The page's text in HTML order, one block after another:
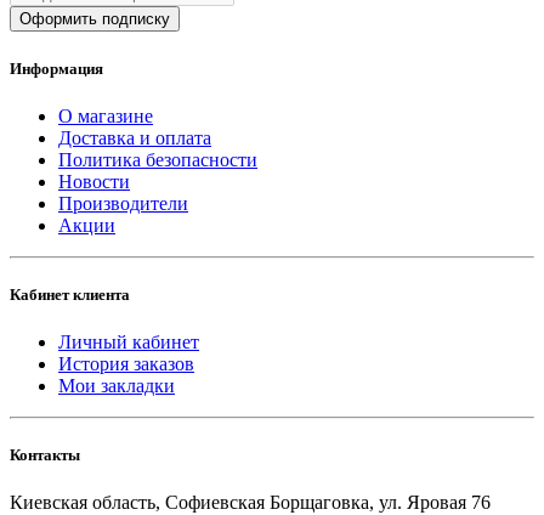
Оформить подписку
Информация
О магазине
Доставка и оплата
Политика безопасности
Новости
Производители
Акции
Кабинет клиента
Личный кабинет
История заказов
Мои закладки
Контакты
Киевская область, Софиевская Борщаговка, ул. Яровая 76